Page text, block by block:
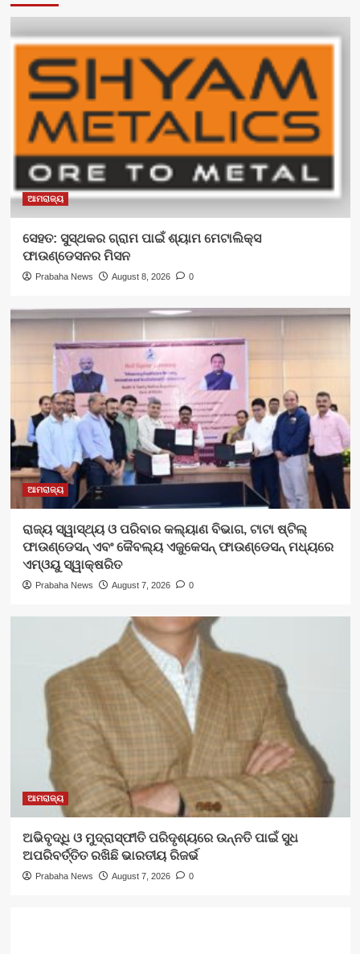
ଆମରାଜ୍ୟ
ସେହତ: ସୁସ୍ଥକର ଗ୍ରାମ ପାଇଁ ଶ୍ୟାମ ମେଟାଲିକ୍ସ
ଫାଉଣ୍ଡେସନର ମିସନ
Prabaha News August 8, 2026 0
ଆମରାଜ୍ୟ
ରାଜ୍ୟ ସ୍ୱାସ୍ଥ୍ୟ ଓ ପରିବାର କଲ୍ୟାଣ ବିଭାଗ, ଟାଟା ଷ୍ଟିଲ୍
ଫାଉଣ୍ଡେସନ୍ ଏବଂ କୈବଲ୍ୟ ଏଜୁକେସନ୍ ଫାଉଣ୍ଡେସନ୍ ମଧ୍ୟରେ
ଏମ୍‌ଓୟୁ ସ୍ୱାକ୍ଷରିତ
Prabaha News August 7, 2026 0
ଆମରାଜ୍ୟ
ଅଭିବୃଦ୍ଧି ଓ ମୁଦ୍ରାସ୍ଫୀତି ପରିଦୃଶ୍ୟରେ ଉନ୍ନତି ପାଇଁ ସୁଧ
ଅପରିବର୍ତ୍ତିତ ରଖିଛି ଭାରତୀୟ ରିଜର୍ଭ
Prabaha News August 7, 2026 0